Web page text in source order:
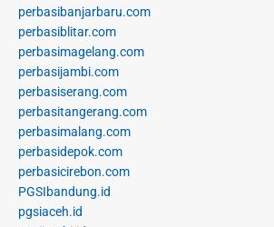
perbasibanjarbaru.com
perbasiblitar.com
perbasimagelang.com
perbasijambi.com
perbasiserang.com
perbasitangerang.com
perbasimalang.com
perbasidepok.com
perbasicirebon.com
PGSIbandung.id
pgsiaceh.id